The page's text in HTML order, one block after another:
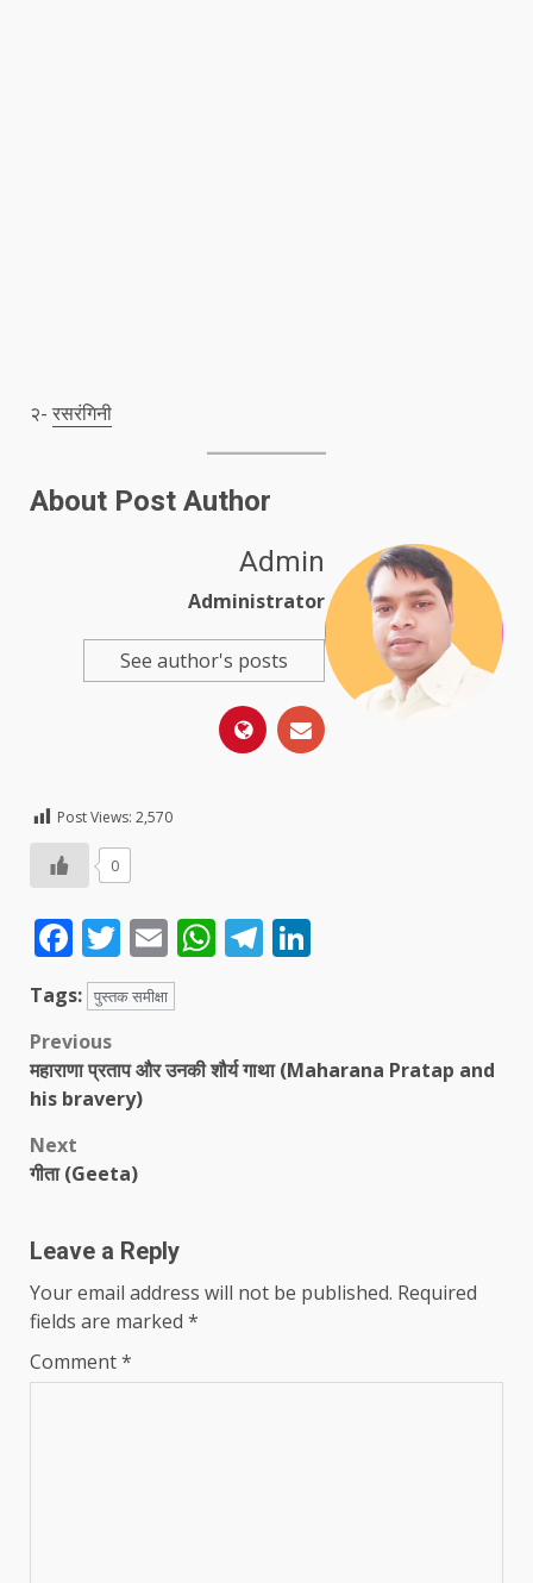
२- रसरंगिनी
About Post Author
Admin
Administrator
See author's posts
Post Views: 2,570
0
Facebook
Twitter
EmailWhatsApp
Telegram
Tags: पुस्तक समीक्षा
Post
navigation
Previous
महाराणा प्रताप और उनकी शौर्य गाथा (Maharana Pratap and
his bravery)
Next
गीता (Geeta)
Leave a Reply
Your email address will not be published. Required
fields are marked *
Comment*